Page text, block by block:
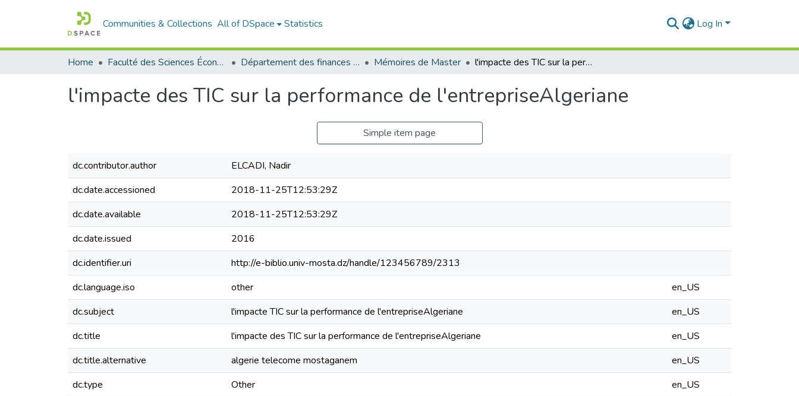
Communities & Collections All of DSpace Statistics Log In
Home Faculté des Sciences Économiques Commerciales et des Sciences de Gestion Département des finances et de comptabilité Mémoires de Master l'impacte des TIC sur la performance de l'entrepriseAlgeriane
l'impacte des TIC sur la performance de l'entrepriseAlgeriane
Simple item page
dc.contributor.author
ELCADI, Nadir
dc.date.accessioned
2018-11-25T12:53:29Z
dc.date.available
2018-11-25T12:53:29Z
dc.date.issued
2016
dc.identifier.uri
http://e-biblio.univ-mosta.dz/handle/123456789/2313
dc.language.iso
other
en_US
dc.subject
l'impacte TIC sur la performance de l'entrepriseAlgeriane
en_US
dc.title
l'impacte des TIC sur la performance de l'entrepriseAlgeriane
en_US
dc.title.alternative
algerie telecome mostaganem
en_US
dc.type
Other en_US